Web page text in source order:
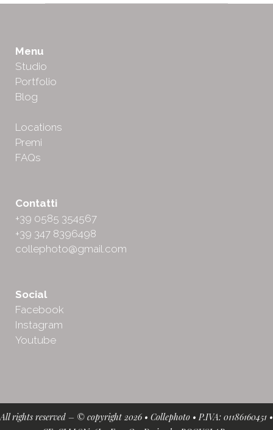
Menu
Studio
Portfolio
Blog
Locations
Premi
FAQs
Contatti
+39 0585 354567
+39 347 8396498
collephoto@gmail.com
Social
Facebook
Instagram
Youtube
All rights reserved – © copyright 2026 • Collephoto • P.IVA: 01186160451 •